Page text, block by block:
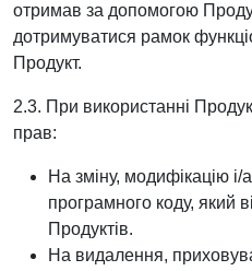
отримав за допомогою
дотримуватися рамок
Продукт.
2.3. При використанні
прав:
На зміну, модифікацію і/
програмного коду, який
Продуктів.
На видалення,